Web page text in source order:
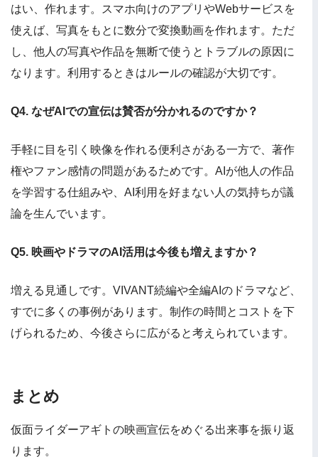
はい、作れます。スマホ向けのアプリやWebサービスを
使えば、写真をもとに数分で変換動画を作れます。ただ
し、他人の写真や作品を無断で使うとトラブルの原因に
なります。利用するときはルールの確認が大切です。
Q4. なぜAIでの宣伝は賛否が分かれるのですか？
手軽に目を引く映像を作れる便利さがある一方で、著作
権やファン感情の問題があるためです。AIが他人の作品
を学習する仕組みや、AI利用を好まない人の気持ちが議
論を生んでいます。
Q5. 映画やドラマのAI活用は今後も増えますか？
増える見通しです。VIVANT続編や全編AIのドラマなど、
すでに多くの事例があります。制作の時間とコストを下
げられるため、今後さらに広がると考えられています。
まとめ
仮面ライダーアギトの映画宣伝をめぐる出来事を振り返
ります。